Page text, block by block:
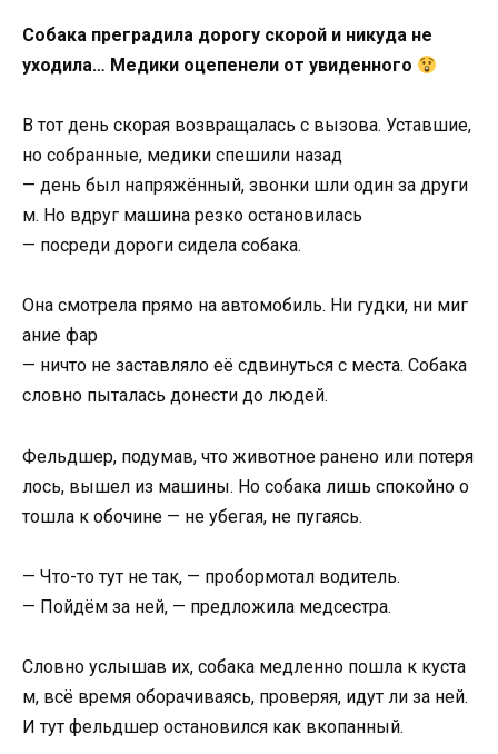
Собака преградила дорогу скорой и никуда не
уходила… Медики оцепенели от увиденного
В тот день скорая возвращалась с вызова. Уставшие,
но собранные, медики спешили назад
— день был напряжённый, звонки шли один за други
м. Но вдруг машина резко остановилась
— посреди дороги сидела собака.
Она смотрела прямо на автомобиль. Ни гудки, ни миг
ание фар
— ничто не заставляло её сдвинуться с места. Собака
словно пыталась донести до людей.
Фельдшер, подумав, что животное ранено или потеря
лось, вышел из машины. Но собака лишь спокойно о
тошла к обочине — не убегая, не пугаясь.
— Что-то тут не так, — пробормотал водитель.
— Пойдём за ней, — предложила медсестра.
Словно услышав их, собака медленно пошла к куста
м, всё время оборачиваясь, проверяя, идут ли за ней.
И тут фельдшер остановился как вкопанный.